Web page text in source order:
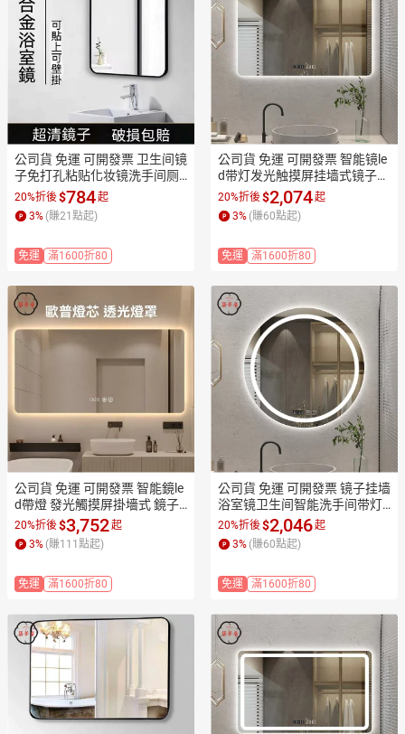
公司貨 免運 可開發票 卫生间镜
子免打孔粘贴化妆镜洗手间厕
所洗漱台梳妆卫浴挂墙浴室镜
工廠現貨直銷 售後保障 全館折
扣 店長新品推薦 7ZM83
20%折後$784起
3% (賺21點起)
免運 滿1600折80
公司貨 免運 可開發票 智能镜le
d带灯发光触摸屏挂墙式镜子卫
生间防雾卫浴洗手间浴室镜工
廠現貨直銷 售後保障 全館折扣
店長新品推薦 7ZM83
20%折後$2,074起
3% (賺60點起)
免運 滿1600折80
公司貨 免運 可開發票 智能鏡le
d帶燈 發光觸摸屏掛墻式 鏡子
衛生間防霧衛浴 洗手間浴室鏡
工廠現貨直銷 售後保障 全館折
扣 店長新品推薦 7ZM83
20%折後$3,752起
3% (賺111 點起)
免運 滿1600折80
公司貨 免運 可開發票 镜子挂墙
浴室镜卫生间智能洗手间带灯
圆镜壁挂防雾发光led镜圆形工
廠現貨直銷 售後保障 全館折扣
店長新品推薦 7ZM83
20%折後$2,046起
3% (賺60點起)
免運 滿1600折80